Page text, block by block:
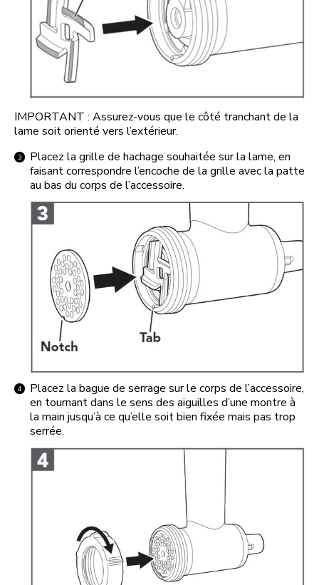
IMPORTANT : Assurez-vous que le côté tranchant de la
lame soit orienté vers l’extérieur.
Placez la grille de hachage souhaitée sur la lame, en
faisant correspondre l’encoche de la grille avec la patte
au bas du corps de l’accessoire.
Placez la bague de serrage sur le corps de l’accessoire,
en tournant dans le sens des aiguilles d’une montre à
la main jusqu’à ce qu’elle soit bien fixée mais pas trop
serrée.